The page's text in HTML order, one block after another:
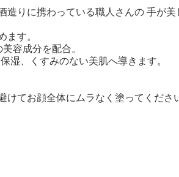
りに携わっている職人さんの 手が美
ます。
容成分を配合。
湿、くすみのない美肌へ導きます。
てお顔全体にムラなく塗ってくださ